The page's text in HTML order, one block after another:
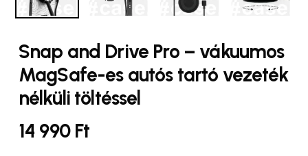
Snap and Drive Pro – vákuumos
MagSafe-es autós tartó vezeték
nélküli töltéssel
14 990 Ft